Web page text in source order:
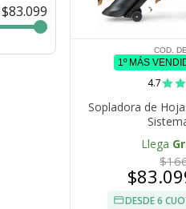
$83.099
COD.
1º MÁS
4.7
Sopladora de
Llega
DESDE 6